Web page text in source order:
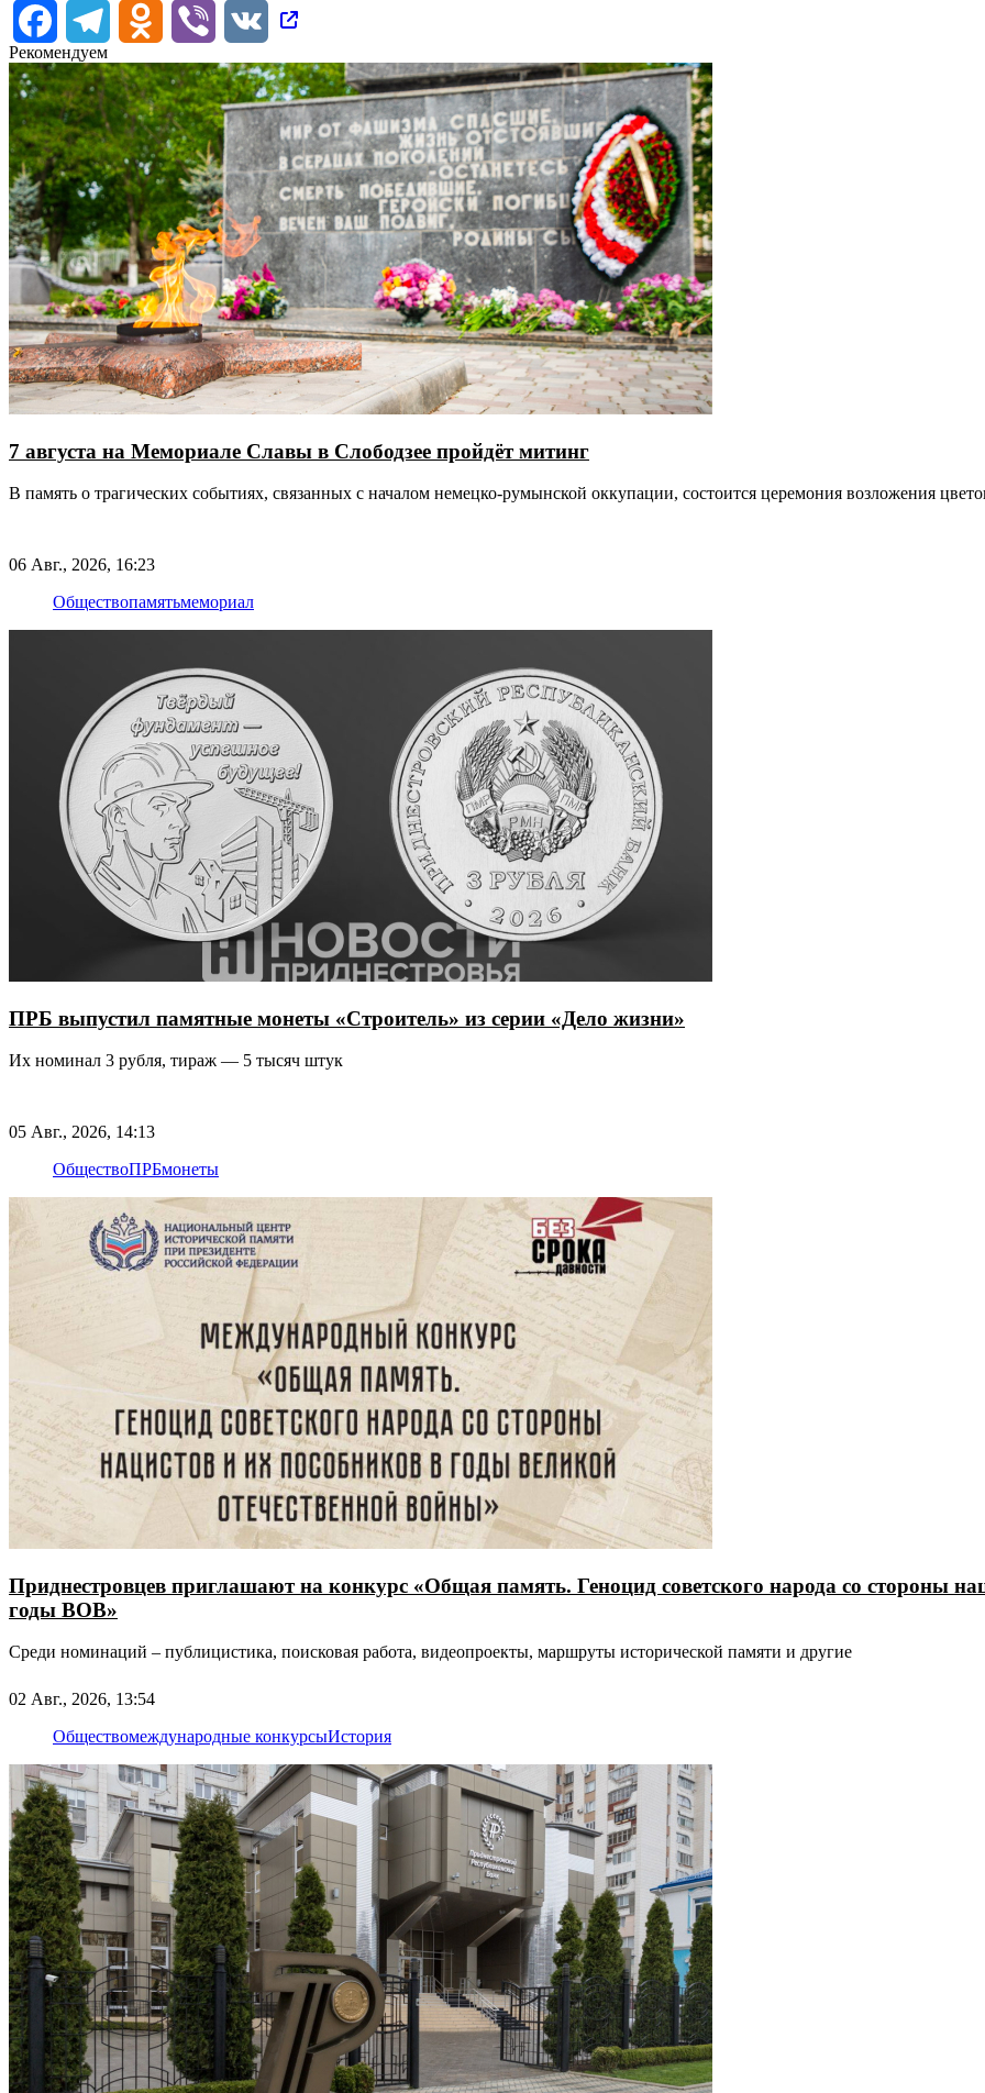
FacebookTelegram Odnoklassniki
Viber
VK
Рекомендуем
7 августа на Мемориале Славы в Слободзее пройдёт митинг
В память о трагических событиях, связанных с началом немецко-румынской оккупации, состоится церемония возложения
06 Авг., 2026, 16:23
Обществопамятьмемориал
ПРБ выпустил памятные монеты «Строитель» из серии «Дело жизни»
Их номинал 3 рубля, тираж — 5 тысяч штук
05 Авг., 2026, 14:13
ОбществоПРБмонеты
Приднестровцев приглашают на конкурс «Общая память. Геноцид советского народа со стороны
годы ВОВ»
Среди номинаций – публицистика, поисковая работа, видеопроекты, маршруты исторической памяти и другие
02 Авг., 2026, 13:54
Обществомеждународные конкурсыИстория